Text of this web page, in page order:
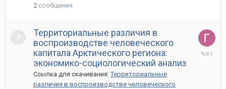
2 сообщения
Территориальные различия в
воспроизводстве человеческого
капитала Арктического региона:
экономико-социологический анализ
Ссылка для скачивания:Территориальные
различия в воспроизводстве человеческого
28